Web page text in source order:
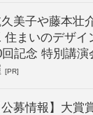
美子や藤本壮
住まいのデザイ
回記念 特別講演
[PR]
公募情報】大賞